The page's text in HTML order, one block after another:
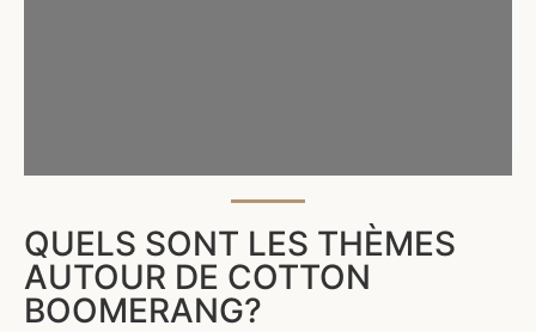
QUELS SONT LES THÈMES
AUTOUR DE COTTON
BOOMERANG?